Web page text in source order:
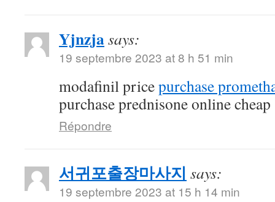
Yjnzjasays:
19 septembre 2023 at 8 h 51 min
modafinil pricepurchase
purchase prednisone online cheap
Répondre
서귀포출장마사지 says:
19 septembre 2023 at 15 h 14 min